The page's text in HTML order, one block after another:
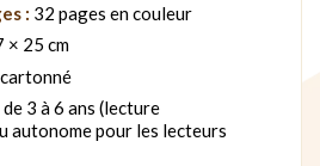
: 32 pages en couleur
× 25 cm
3 à 6 ans (lecture
autonome pour les lecteurs